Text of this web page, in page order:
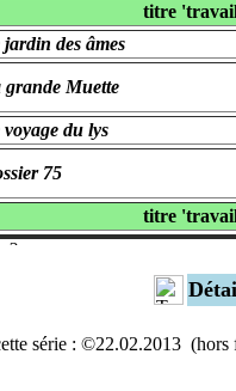
titre
jardin des âmes
grande Muette
voyage du lys
75
titre
série : ©22.02.2013 (hors